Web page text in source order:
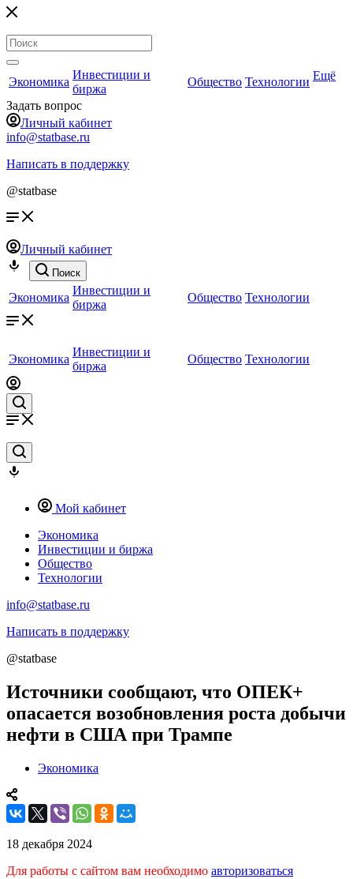
Экономика
Инвестиции и
биржа
Общество Технологии Ещё
Задать вопрос
Личный кабинет
info@statbase.ru
Написать в поддержку
@statbase
Личный кабинет
Поиск
Экономика
Инвестиции и
биржа
Общество Технологии
Экономика
Инвестиции и
биржа
Общество Технологии
Мой кабинет
Экономика
Инвестиции и биржа
Общество
Технологии
info@statbase.ru
Написать в поддержку
@statbase
Источники сообщают, что ОПЕК+
опасается возобновления роста добычи
нефти в США при Трампе
Экономика
18 декабря 2024
Для работы с сайтом вам необходимо авторизоваться